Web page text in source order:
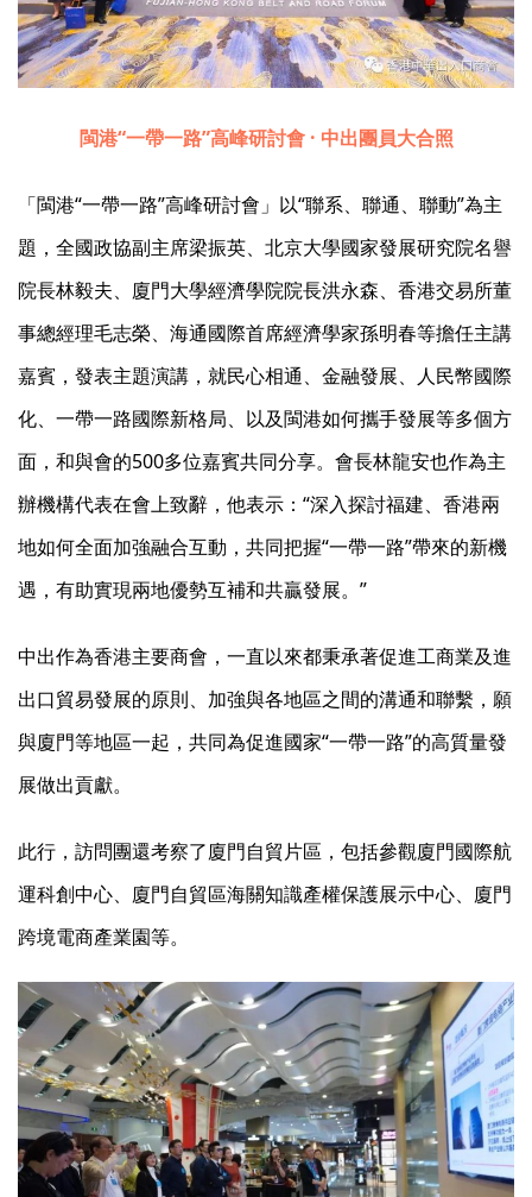
閩港“一帶一路”高峰研討會 · 中出團員大合照
「閩港“一帶一路”高峰研討會」以“聯系、聯通、聯動”為主
題，全國政協副主席梁振英、北京大學國家發展研究院名譽
院長林毅夫、廈門大學經濟學院院長洪永森、香港交易所董
事總經理毛志榮、海通國際首席經濟學家孫明春等擔任主講
嘉賓，發表主題演講，就民心相通、金融發展、人民幣國際
化、一帶一路國際新格局、以及閩港如何攜手發展等多個方
面，和與會的500多位嘉賓共同分享。會長林龍安也作為主
辦機構代表在會上致辭，他表示：“深入探討福建、香港兩
地如何全面加強融合互動，共同把握“一帶一路”帶來的新機
遇，有助實現兩地優勢互補和共贏發展。”
中出作為香港主要商會，一直以來都秉承著促進工商業及進
出口貿易發展的原則、加強與各地區之間的溝通和聯繫，願
與廈門等地區一起，共同為促進國家“一帶一路”的高質量發
展做出貢獻。
此行，訪問團還考察了廈門自貿片區，包括參觀廈門國際航
運科創中心、廈門自貿區海關知識產權保護展示中心、廈門
跨境電商產業園等。